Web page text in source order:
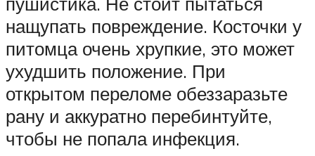
нащупать повреждение. Косточки у
питомца очень хрупкие, это может
ухудшить положение. При
открытом переломе обеззаразьте
рану и аккуратно перебинтуйте,
чтобы не попала инфекция.